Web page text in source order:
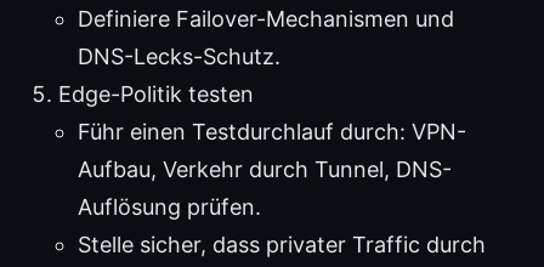
Definiere Failover-Mechanismen und
DNS-Lecks-Schutz.
Edge-Politik testen
Führ einen Testdurchlauf durch: VPN-
Aufbau, Verkehr durch Tunnel, DNS-
Auflösung prüfen.
Stelle sicher, dass privater Traffic durch